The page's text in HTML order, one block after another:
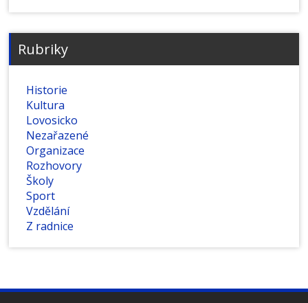
Rubriky
Historie
Kultura
Lovosicko
Nezařazené
Organizace
Rozhovory
Školy
Sport
Vzdělání
Z radnice